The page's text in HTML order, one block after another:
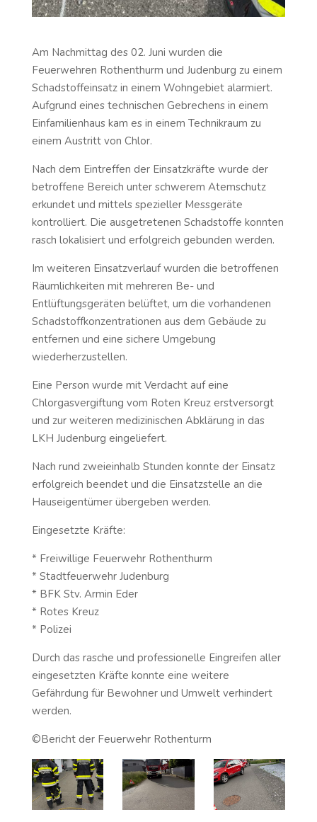
Am Nachmittag des 02. Juni wurden die
Feuerwehren Rothenthurm und Judenburg zu einem
Schadstoffeinsatz in einem Wohngebiet alarmiert.
Aufgrund eines technischen Gebrechens in einem
Einfamilienhaus kam es in einem Technikraum zu
einem Austritt von Chlor.
Nach dem Eintreffen der Einsatzkräfte wurde der
betroffene Bereich unter schwerem Atemschutz
erkundet und mittels spezieller Messgeräte
kontrolliert. Die ausgetretenen Schadstoffe konnten
rasch lokalisiert und erfolgreich gebunden werden.
Im weiteren Einsatzverlauf wurden die betroffenen
Räumlichkeiten mit mehreren Be- und
Entlüftungsgeräten belüftet, um die vorhandenen
Schadstoffkonzentrationen aus dem Gebäude zu
entfernen und eine sichere Umgebung
wiederherzustellen.
Eine Person wurde mit Verdacht auf eine
Chlorgasvergiftung vom Roten Kreuz erstversorgt
und zur weiteren medizinischen Abklärung in das
LKH Judenburg eingeliefert.
Nach rund zweieinhalb Stunden konnte der Einsatz
erfolgreich beendet und die Einsatzstelle an die
Hauseigentümer übergeben werden.
Eingesetzte Kräfte:
* Freiwillige Feuerwehr Rothenthurm
* Stadtfeuerwehr Judenburg
* ⁠BFK Stv. Armin Eder
* Rotes Kreuz
* Polizei
Durch das rasche und professionelle Eingreifen aller
eingesetzten Kräfte konnte eine weitere
Gefährdung für Bewohner und Umwelt verhindert
werden.
©️Bericht der Feuerwehr Rothenturm